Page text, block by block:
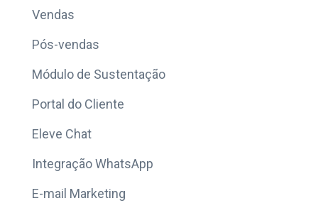
Vendas
Pós-vendas
Módulo de Sustentação
Portal do Cliente
Eleve Chat
Integração WhatsApp
E-mail Marketing